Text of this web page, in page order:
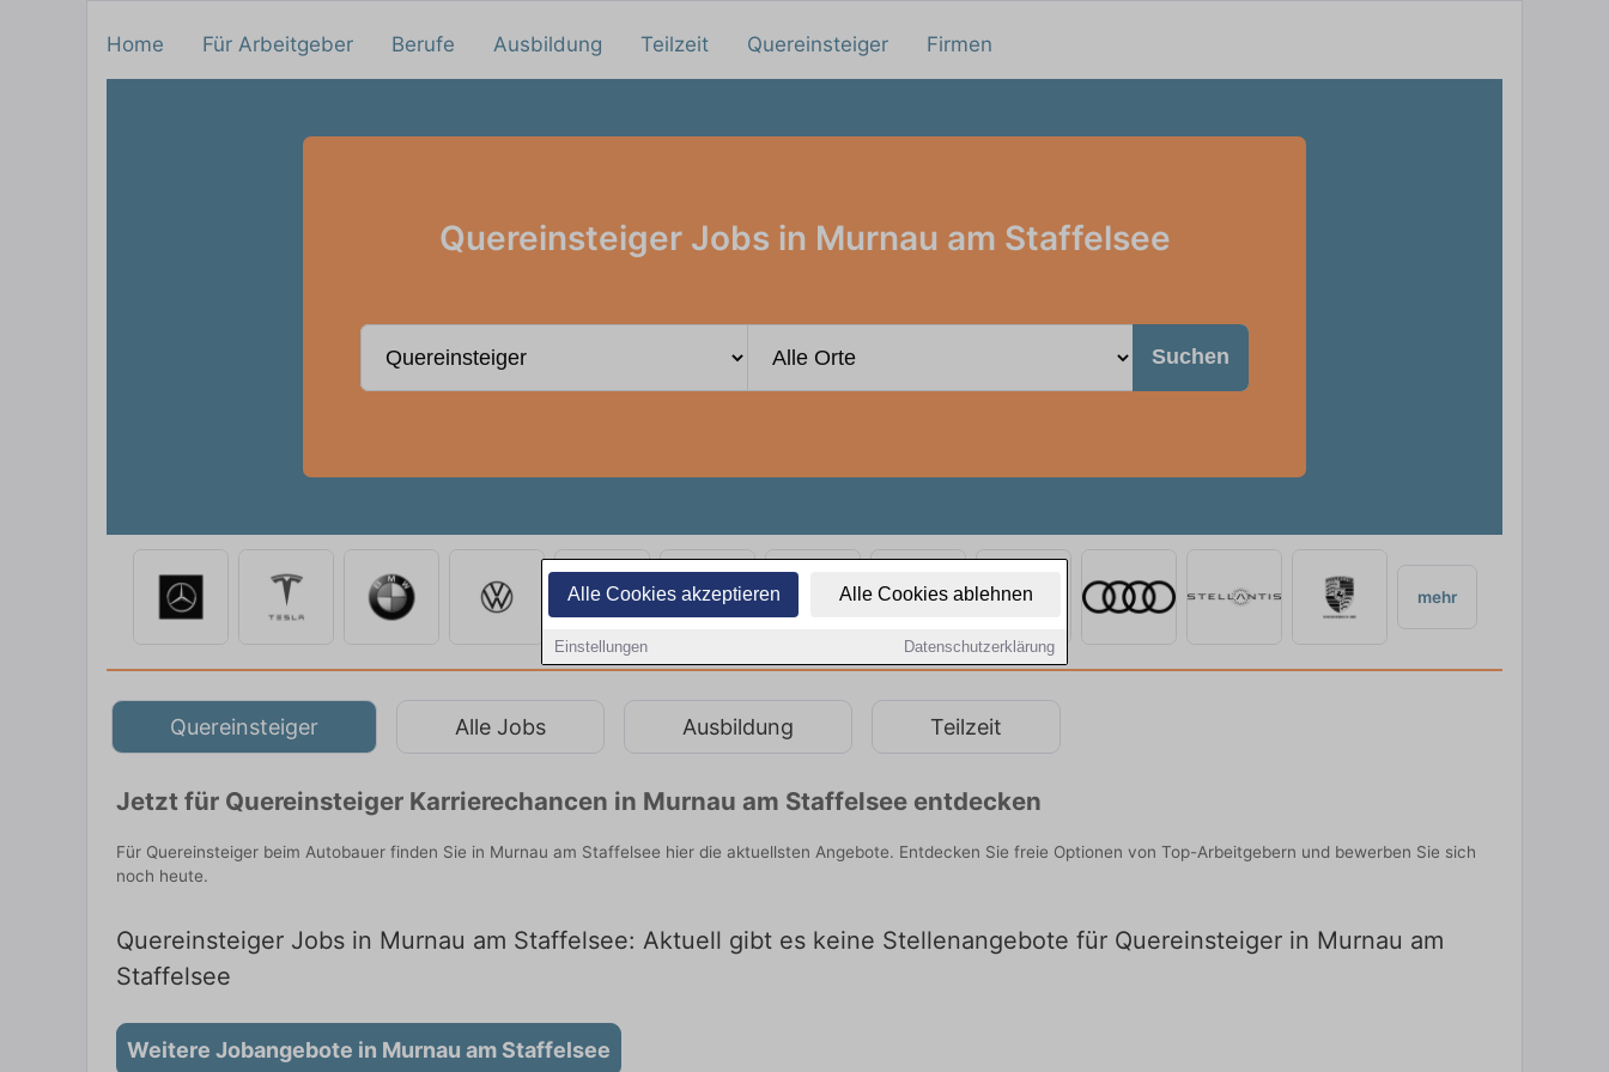
Alle Cookies akzeptieren Alle Cookies ablehnen
Einstellungen Datenschutzerklärung
Home Für Arbeitgeber Berufe Ausbildung Teilzeit Quereinsteiger Firmen
Quereinsteiger Jobs in Murnau am Staffelsee
Suchen
mehr
Quereinsteiger Alle Jobs Ausbildung Teilzeit
Jetzt für Quereinsteiger Karrierechancen in Murnau am Staffelsee entdecken
Für Quereinsteiger beim Autobauer finden Sie in Murnau am Staffelsee hier die aktuellsten Angebote. Entdecken Sie freie Optionen von Top-Arbeitgebern und bewerben Sie sich
noch heute.
Quereinsteiger Jobs in Murnau am Staffelsee: Aktuell gibt es keine Stellenangebote für Quereinsteiger in Murnau am
Staffelsee
Weitere Jobangebote in Murnau am Staffelsee